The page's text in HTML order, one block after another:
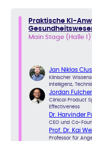
Praktische KI-
Main Stage (Halle 1)
Jan Niklas
Klinischer
Intelligenz,
Jordan Fulcher
Clinical Product
Effectiveness
Dr. Harvinder
CEO und Co-
Prof. Dr. Kai
Professor für